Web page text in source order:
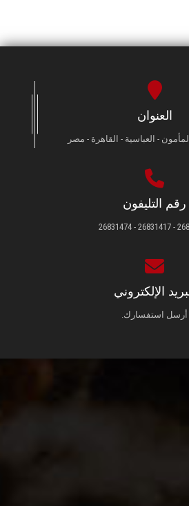
العنوان
- العباسية - القاهرة - مصر
رقم التليفون
26831231
الإلكتروني
أرسل استفسارك.